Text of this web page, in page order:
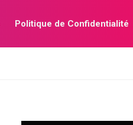
Politique de Confidentialité